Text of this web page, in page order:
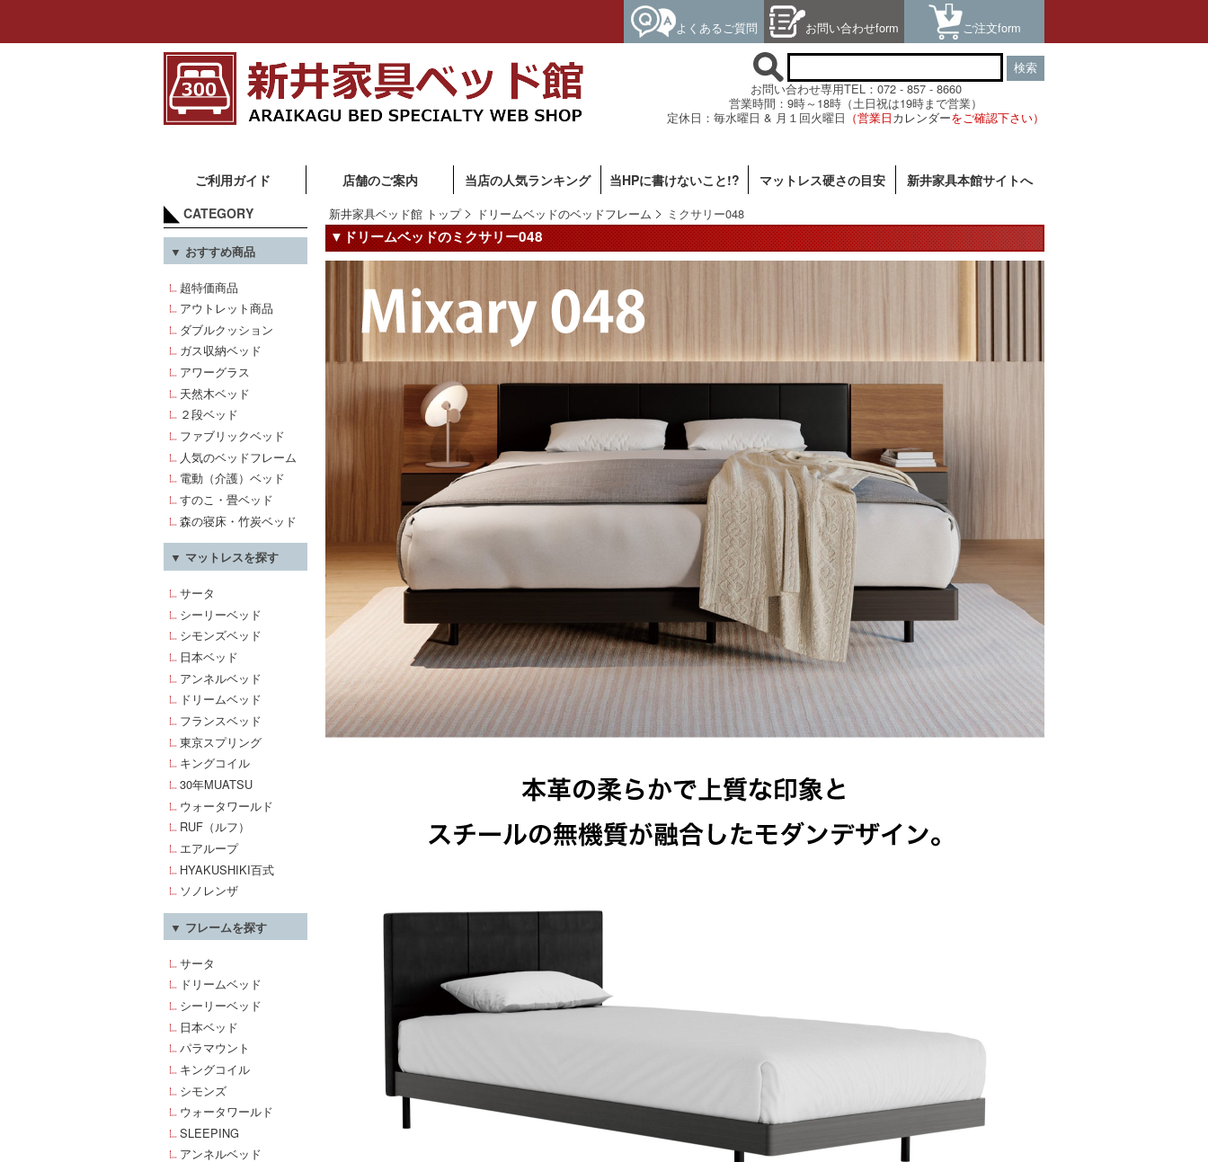
よくあるご質問 お問い合わせform ご注文form
検索
お問い合わせ専用TEL：072 - 857 - 8660
営業時間：9時～18時（土日祝は19時まで営業）
定休日：毎水曜日 & 月１回火曜日 （営業日カレンダーをご確認下さい）
ご利用ガイド 店舗のご案内 当店の人気ランキング 当HPに書けないこと!? マットレス硬さの目安
新井家具本館サイトへ
CATEGORY
▼ おすすめ商品
超特価商品
アウトレット商品
ダブルクッション
ガス収納ベッド
アワーグラス
天然木ベッド
２段ベッド
ファブリックベッド
人気のベッドフレーム
電動（介護）ベッド
すのこ・畳ベッド
森の寝床・竹炭ベッド
▼ マットレスを探す
サータ
シーリーベッド
シモンズベッド
日本ベッド
アンネルベッド
ドリームベッド
フランスベッド
東京スプリング
キングコイル
30年MUATSU
ウォータワールド
RUF（ルフ）
エアループ
HYAKUSHIKI百式
ソノレンザ
▼ フレームを探す
サータ
ドリームベッド
シーリーベッド
日本ベッド
パラマウント
キングコイル
シモンズ
ウォータワールド
SLEEPING
アンネルベッド
新井家具ベッド館 トップ ドリームベッドのベッドフレーム ミクサリー048
▼ドリームベッドのミクサリー048